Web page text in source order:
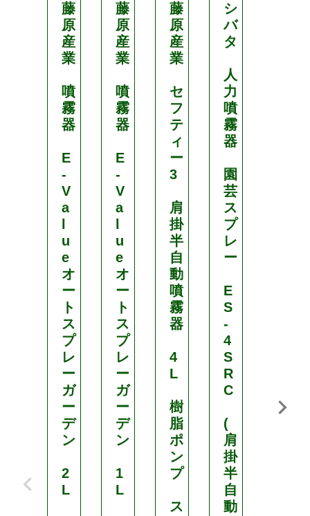
藤
原
産
業
噴
霧
器
E
-
V
a
u
e
オ
ー
ト
ス
プ
レ
ー
ガ
ー
デ
ン
2
L
藤
原
産
業
噴
霧
器
E
-
V
a
u
e
オ
ー
ト
ス
プ
レ
ー
ガ
ー
デ
ン
1
L
藤
原
産
業
セ
フ
テ
ィ
ー
3
肩
掛
半
自
動
噴
霧
器
4
L
樹
脂
ポ
ン
プ
ス
シ
バ
タ
人
力
噴
霧
器
園
芸
ス
プ
レ
ー
E
S
-
4
S
R
C
(
肩
掛
半
自
動